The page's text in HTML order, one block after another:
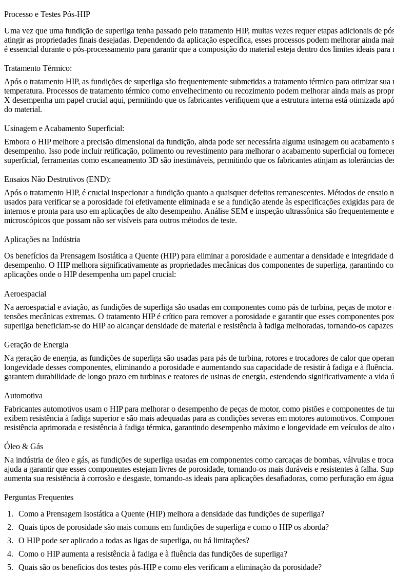
Processo e Testes Pós-HIP
Uma vez que uma fundição de superliga tenha passado pelo tratamento HIP, muitas vezes requer etapas adicionais de
atingir as propriedades finais desejadas. Dependendo da aplicação específica, esses processos podem melhorar ainda
é essencial durante o pós-processamento para garantir que a composição do material esteja dentro dos limites ideais para
Tratamento Térmico:
Após o tratamento HIP, as fundições de superliga são frequentemente submetidas a tratamento térmico para otimizar
temperatura. Processos de tratamento térmico como envelhecimento ou recozimento podem melhorar ainda mais as
X desempenha um papel crucial aqui, permitindo que os fabricantes verifiquem que a estrutura interna está otimizada
do material.
Usinagem e Acabamento Superficial:
Embora o HIP melhore a precisão dimensional da fundição, ainda pode ser necessária alguma usinagem ou
desempenho. Isso pode incluir retificação, polimento ou revestimento para melhorar o acabamento superficial ou
superficial, ferramentas como escaneamento 3D são inestimáveis, permitindo que os fabricantes atinjam as tolerâncias
Ensaios Não Destrutivos (END):
Após o tratamento HIP, é crucial inspecionar a fundição quanto a quaisquer defeitos remanescentes. Métodos de
usados para verificar se a porosidade foi efetivamente eliminada e se a fundição atende às especificações exigidas para
internos e pronta para uso em aplicações de alto desempenho. Análise SEM e inspeção ultrassônica são frequentemente
microscópicos que possam não ser visíveis para outros métodos de teste.
Aplicações na Indústria
Os benefícios da Prensagem Isostática a Quente (HIP) para eliminar a porosidade e aumentar a densidade e
desempenho. O HIP melhora significativamente as propriedades mecânicas dos componentes de superliga, garantindo
aplicações onde o HIP desempenha um papel crucial:
Aeroespacial
Na aeroespacial e aviação, as fundições de superliga são usadas em componentes como pás de turbina, peças de
tensões mecânicas extremas. O tratamento HIP é crítico para remover a porosidade e garantir que esses componentes
superliga beneficiam-se do HIP ao alcançar densidade de material e resistência à fadiga melhoradas, tornando-os
Geração de Energia
Na geração de energia, as fundições de superliga são usadas para pás de turbina, rotores e trocadores de calor que
longevidade desses componentes, eliminando a porosidade e aumentando sua capacidade de resistir à fadiga e à
garantem durabilidade de longo prazo em turbinas e reatores de usinas de energia, estendendo significativamente a vida
Automotiva
Fabricantes automotivos usam o HIP para melhorar o desempenho de peças de motor, como pistões e componentes de
exibem resistência à fadiga superior e são mais adequadas para as condições severas em motores automotivos.
resistência aprimorada e resistência à fadiga térmica, garantindo desempenho máximo e longevidade em veículos de alto
Óleo & Gás
Na indústria de óleo e gás, as fundições de superliga usadas em componentes como carcaças de bombas, válvulas e
ajuda a garantir que esses componentes estejam livres de porosidade, tornando-os mais duráveis e resistentes à falha.
aumenta sua resistência à corrosão e desgaste, tornando-as ideais para aplicações desafiadoras, como perfuração em
Perguntas Frequentes
Como a Prensagem Isostática a Quente (HIP) melhora a densidade das fundições de superliga?
Quais tipos de porosidade são mais comuns em fundições de superliga e como o HIP os aborda?
O HIP pode ser aplicado a todas as ligas de superliga, ou há limitações?
Como o HIP aumenta a resistência à fadiga e à fluência das fundições de superliga?
Quais são os benefícios dos testes pós-HIP e como eles verificam a eliminação da porosidade?